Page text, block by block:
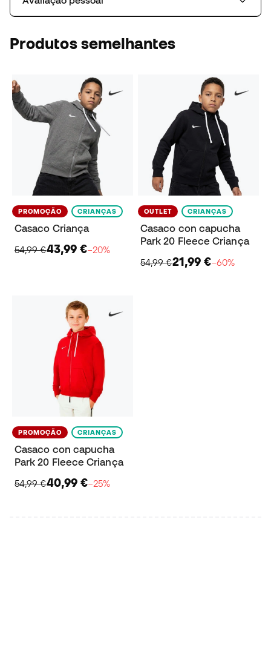
Produtos semelhantes
PROMOÇÃO CRIANÇAS
Casaco Criança
54,99 €43,99 €−20%
OUTLET CRIANÇAS
Casaco con capucha
Park 20 Fleece Criança
54,99 €21,99 €−60%
PROMOÇÃO CRIANÇAS
Casaco con capucha
Park 20 Fleece Criança
54,99 €40,99 €−25%